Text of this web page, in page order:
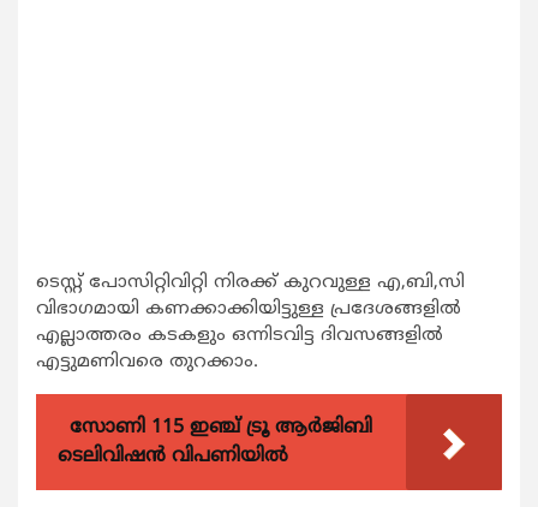
ടെസ്റ്റ് പോസിറ്റിവിറ്റി നിരക്ക് കുറവുള്ള എ,ബി,സി
വിഭാഗമായി കണക്കാക്കിയിട്ടുള്ള പ്രദേശങ്ങളില്‍
എല്ലാത്തരം കടകളും ഒന്നിടവിട്ട ദിവസങ്ങളില്‍
എട്ടുമണിവരെ തുറക്കാം.
സോണി 115 ഇഞ്ച് ട്രൂ ആർജിബി
ടെലിവിഷൻ വിപണിയിൽ